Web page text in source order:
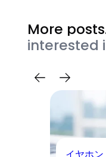
More
interested
イヤホ